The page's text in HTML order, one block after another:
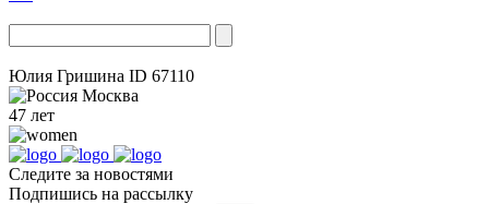
Юлия Гришина ID 67110
Москва
47 лет
Следите за новостями
Подпишись на рассылку